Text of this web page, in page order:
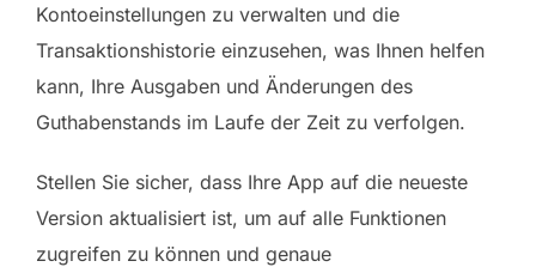
Kontoeinstellungen zu verwalten und die
Transaktionshistorie einzusehen, was Ihnen helfen
kann, Ihre Ausgaben und Änderungen des
Guthabenstands im Laufe der Zeit zu verfolgen.
Stellen Sie sicher, dass Ihre App auf die neueste
Version aktualisiert ist, um auf alle Funktionen
zugreifen zu können und genaue